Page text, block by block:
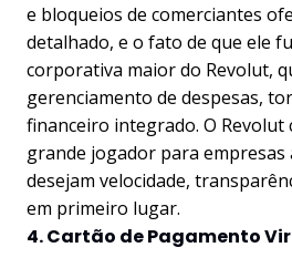
e bloqueios de comerciantes
detalhado, e o fato de que ele
corporativa maior do Revolut,
gerenciamento de despesas,
financeiro integrado. O Revolut
grande jogador para empresas
desejam velocidade,
em primeiro lugar.
4. Cartão de Pagamento